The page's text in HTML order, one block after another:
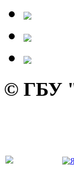
© ГБУ